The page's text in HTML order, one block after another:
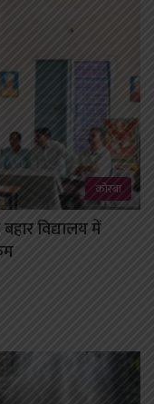
कोरबा
विद्यालय में